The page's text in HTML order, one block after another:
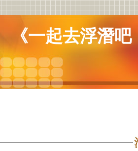
《一起去浮潛